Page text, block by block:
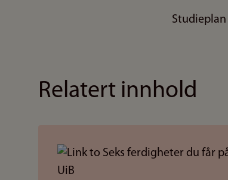
Studieplan
Relatert innhold